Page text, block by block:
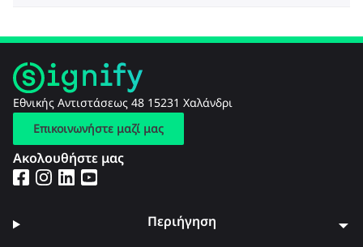
Εθνικής Αντιστάσεως 48 15231 Χαλάνδρι
Επικοινωνήστε μαζί μας
Ακολουθήστε μας
Περιήγηση